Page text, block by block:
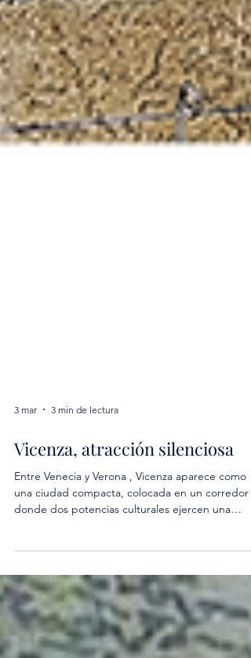
3 min de lectura
Entre Venecia y Verona , Vicenza aparece como
donde dos potencias culturales ejercen una
presión constante. Esta posición crea una
propia: en medio de dos capitales famosas,
una ciudad que concentra a Palladio , centro de
su prestigio universal, junto con un conjunto de